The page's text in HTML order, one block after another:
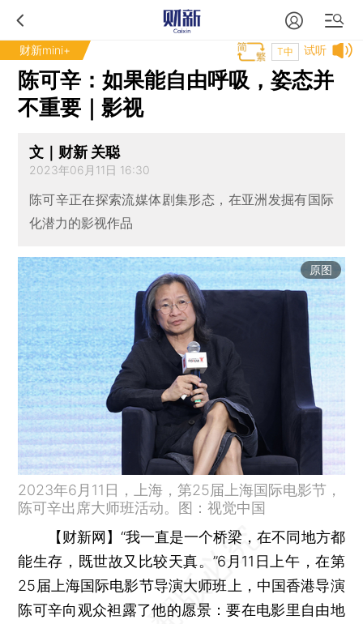
财新mini+ 试听
T中
陈可辛：如果能自由呼吸，姿态并
不重要｜影视
文｜财新 关聪
2023年06月11日 16:30
陈可辛正在探索流媒体剧集形态，在亚洲发掘有国际
化潜力的影视作品
原图
2023年6月11日，上海，第25届上海国际电影节，
陈可辛出席大师班活动。图：视觉中国
【财新网】 “我一直是一个桥梁，在不同地方都
能生存，既世故又比较天真。”6月11日上午，在第
25届上海国际电影节导演大师班上，中国香港导演
陈可辛向观众袒露了他的愿景：要在电影里自由地